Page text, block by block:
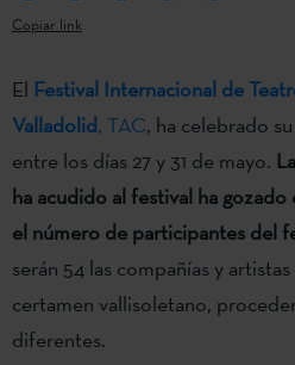
Copiar link
El Festival Internacional de
Valladolid, TAC, ha celebrado
entre los días 27 y 31 de mayo.
ha acudido al festival ha gozado
el número de participantes del
serán 54 las compañías y
certamen vallisoletano,
diferentes.